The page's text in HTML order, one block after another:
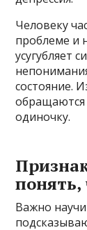
Человеку
проблеме и
усугубляет
состояние.
одиночку.
понять,
Важно